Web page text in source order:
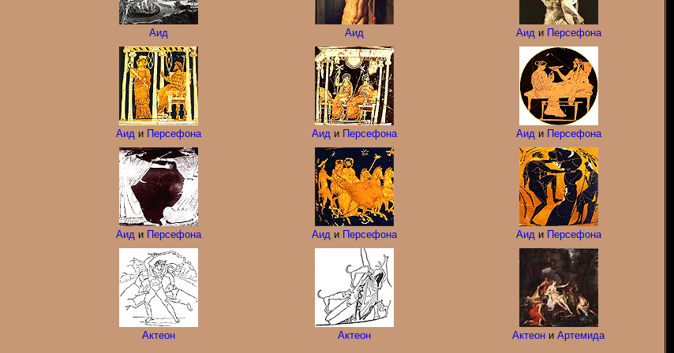
Аид Аид Аиди Персефона
Аиди Персефона Аиди Персефона Аиди Персефона
Аиди Персефона Аиди Персефона Аиди Персефона
Актеон Актеон Актеон и Артемида